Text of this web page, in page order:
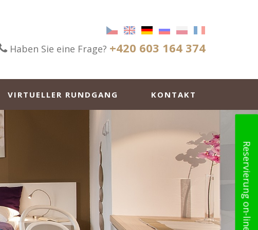
Haben Sie eine Frage? +420 603 164 374
VIRTUELLER RUNDGANG KONTAKT
Reservierung on-line